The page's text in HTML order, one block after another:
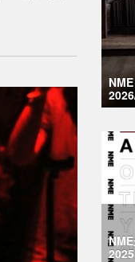
2025